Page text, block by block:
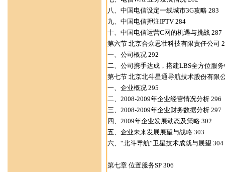
八、中国电信设定一线城市3G攻略 283
九、中国电信押注IPTV 284
十、中国电信运营C网的机遇与挑战 287
第六节 北京合众思壮科技有限责任公司
一、公司概况 292
二、公司携手达成，搭建LBS全方位服
第七节 北京北斗星通导航技术股份有限
一、企业概况 295
二、2008-2009年企业经营情况分析 296
三、2008-2009年企业财务数据分析 297
四、2009年企业发展动态及策略 302
五、企业未来发展展望与战略 303
六、“北斗导航”卫星技术成就与展望 304
第七章 位置服务SP 306